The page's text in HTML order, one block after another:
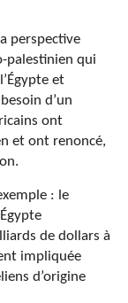
perspective
palestinien qui
et
d’un
ont
et ont renoncé,
: le
de dollars à
impliquée
d’origine